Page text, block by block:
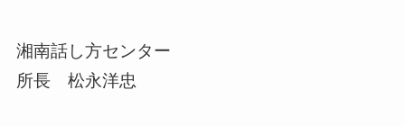
湘南話し方センター
所長 松永洋忠